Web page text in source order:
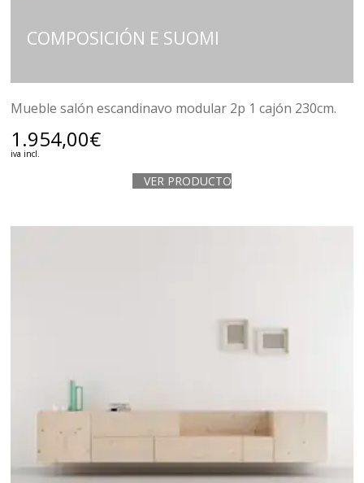
COMPOSICIÓN E SUOMI
Mueble salón escandinavo modular 2p 1 cajón 230cm.
1.954,00€
iva incl.
VER PRODUCTO